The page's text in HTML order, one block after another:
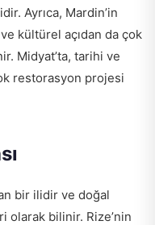
Ayrıca, Mardin’in
kültürel açıdan da çok
Midyat’ta, tarihi ve
restorasyon projesi
bir ilidir ve doğal
bilinir. Rize’nin